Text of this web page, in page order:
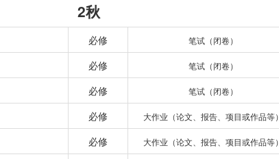
2秋
必修 笔试（闭卷）
必修 笔试（闭卷）
必修 笔试（闭卷）
必修 大作业（论文、报告、项目或作品等）
必修 大作业（论文、报告、项目或作品等）